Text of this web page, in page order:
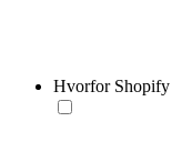
Hvorfor Shopify